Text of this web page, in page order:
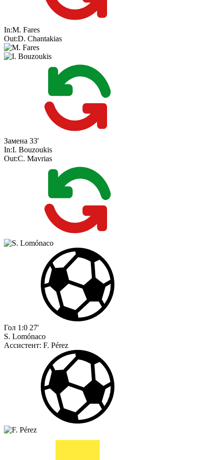
In:M. Fares
Out:D. Chantakias
Замена 33'
In:I. Bouzoukis
Out:C. Mavrias
Гол 1:0 27'
S. Lomónaco
Ассистент: F. Pérez